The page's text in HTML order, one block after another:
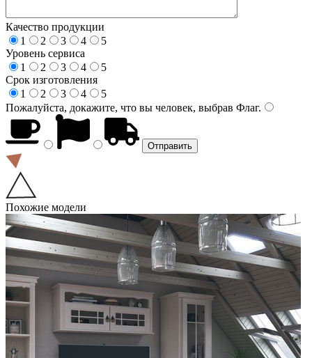
Качество продукции
1
2 3 4
5
Уровень сервиса
1
2 3 4
5
Срок изготовления
1
2 3 4
5
Пожалуйста, докажите, что вы человек, выбрав Флаг.
Похожие модели